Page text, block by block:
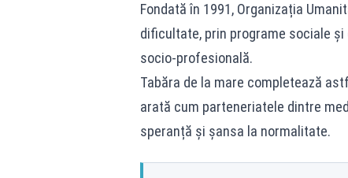
Fondată în 1991, Organizația
dificultate, prin programe sociale
socio-profesională.
Tabăra de la mare completează
arată cum parteneriatele dintre
speranță și șansa la normalitate.